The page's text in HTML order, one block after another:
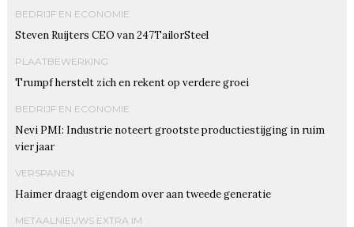
BEDRIJF EN ECONOMIE
Steven Ruijters CEO van 247TailorSteel
PLAATBEWERKING
Trumpf herstelt zich en rekent op verdere groei
BEDRIJF EN ECONOMIE
Nevi PMI: Industrie noteert grootste productiestijging in ruim
vier jaar
VERSPANEN
Haimer draagt eigendom over aan tweede generatie
METAALNIEUWS EXTRA IM